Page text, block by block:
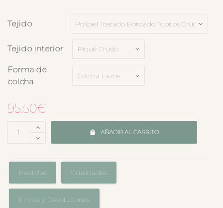
Tejido
Tejido interior
Forma de
colcha
95.50€
AÑADIR AL CARRITO
Medidas Cualidades
Envíos y Devoluciones